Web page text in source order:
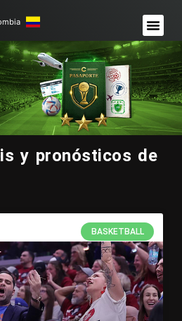
y pronósticos de
BASKETBALL